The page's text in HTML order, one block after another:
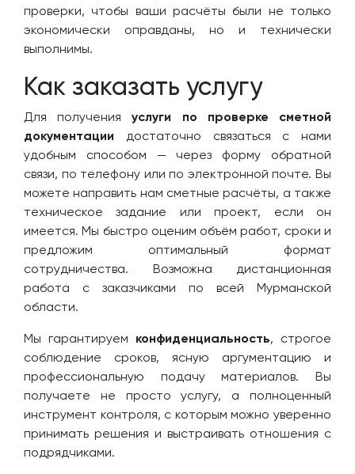
проверки, чтобы ваши расчёты были не только
экономически оправданы, но и технически
выполнимы.
Как заказать услугу
Для полученияуслуги по проверке сметной
документации достаточно связаться с нами
удобным способом — через форму обратной
связи, по телефону или по электронной почте. Вы
можете направить нам сметные расчёты, а также
техническое задание или проект, если он
имеется. Мы быстро оценим объём работ, сроки и
предложим оптимальный формат
сотрудничества. Возможна дистанционная
работа с заказчиками по всей Мурманской
области.
Мы гарантируем конфиденциальность, строгое
соблюдение сроков, ясную аргументацию и
профессиональную подачу материалов. Вы
получаете не просто услугу, а полноценный
инструмент контроля, с которым можно уверенно
принимать решения и выстраивать отношения с
подрядчиками.